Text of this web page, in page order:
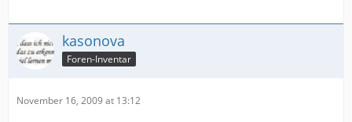
kasonova
Foren-Inventar
November 16, 2009 at 13:12